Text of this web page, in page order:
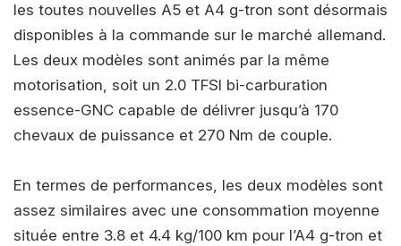
les toutes nouvelles A5 et A4 g-tron sont désormais
disponibles à la commande sur le marché allemand.
Les deux modèles sont animés par la même
motorisation, soit un 2.0 TFSI bi-carburation
essence-GNC capable de délivrer jusqu’à 170
chevaux de puissance et 270 Nm de couple.
En termes de performances, les deux modèles sont
assez similaires avec une consommation moyenne
située entre 3.8 et 4.4 kg/100 km pour l’A4 g-tron et